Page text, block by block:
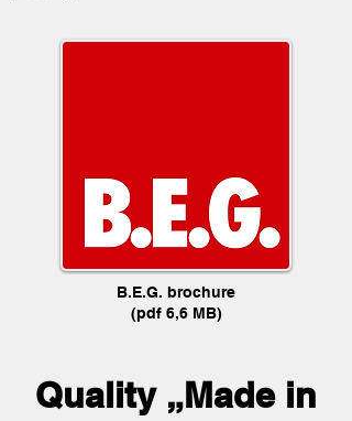
B.E.G. brochure
(pdf 6,6 MB)
Quality „Made in